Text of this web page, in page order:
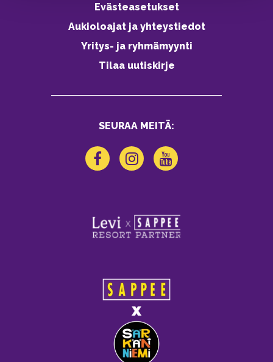
Evästeasetukset
Aukioloajat ja yhteystiedot
Yritys- ja ryhmämyynti
Tilaa uutiskirje
SEURAA MEITÄ: